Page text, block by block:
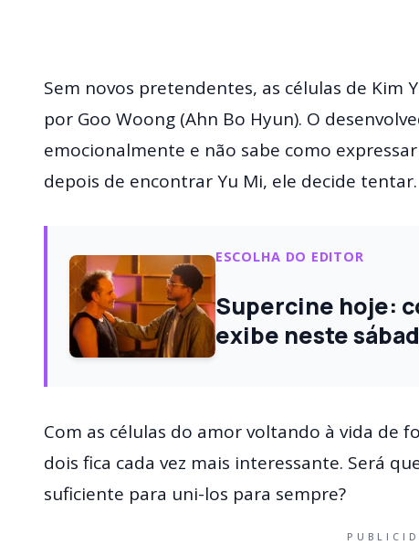
Sem novos pretendentes, as células de Kim
por Goo Woong (Ahn Bo Hyun). O
emocionalmente e não sabe como
depois de encontrar Yu Mi, ele decide tentar.
ESCOLHA DO EDITOR
Supercine hoje:
exibe neste
Com as células do amor voltando à vida de
dois fica cada vez mais interessante. Será
suficiente para uni-los para sempre?